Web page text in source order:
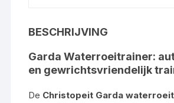
BESCHRIJVING
Garda Waterroeitrainer:
en gewrichtsvriendelijk
De Christopeit Garda